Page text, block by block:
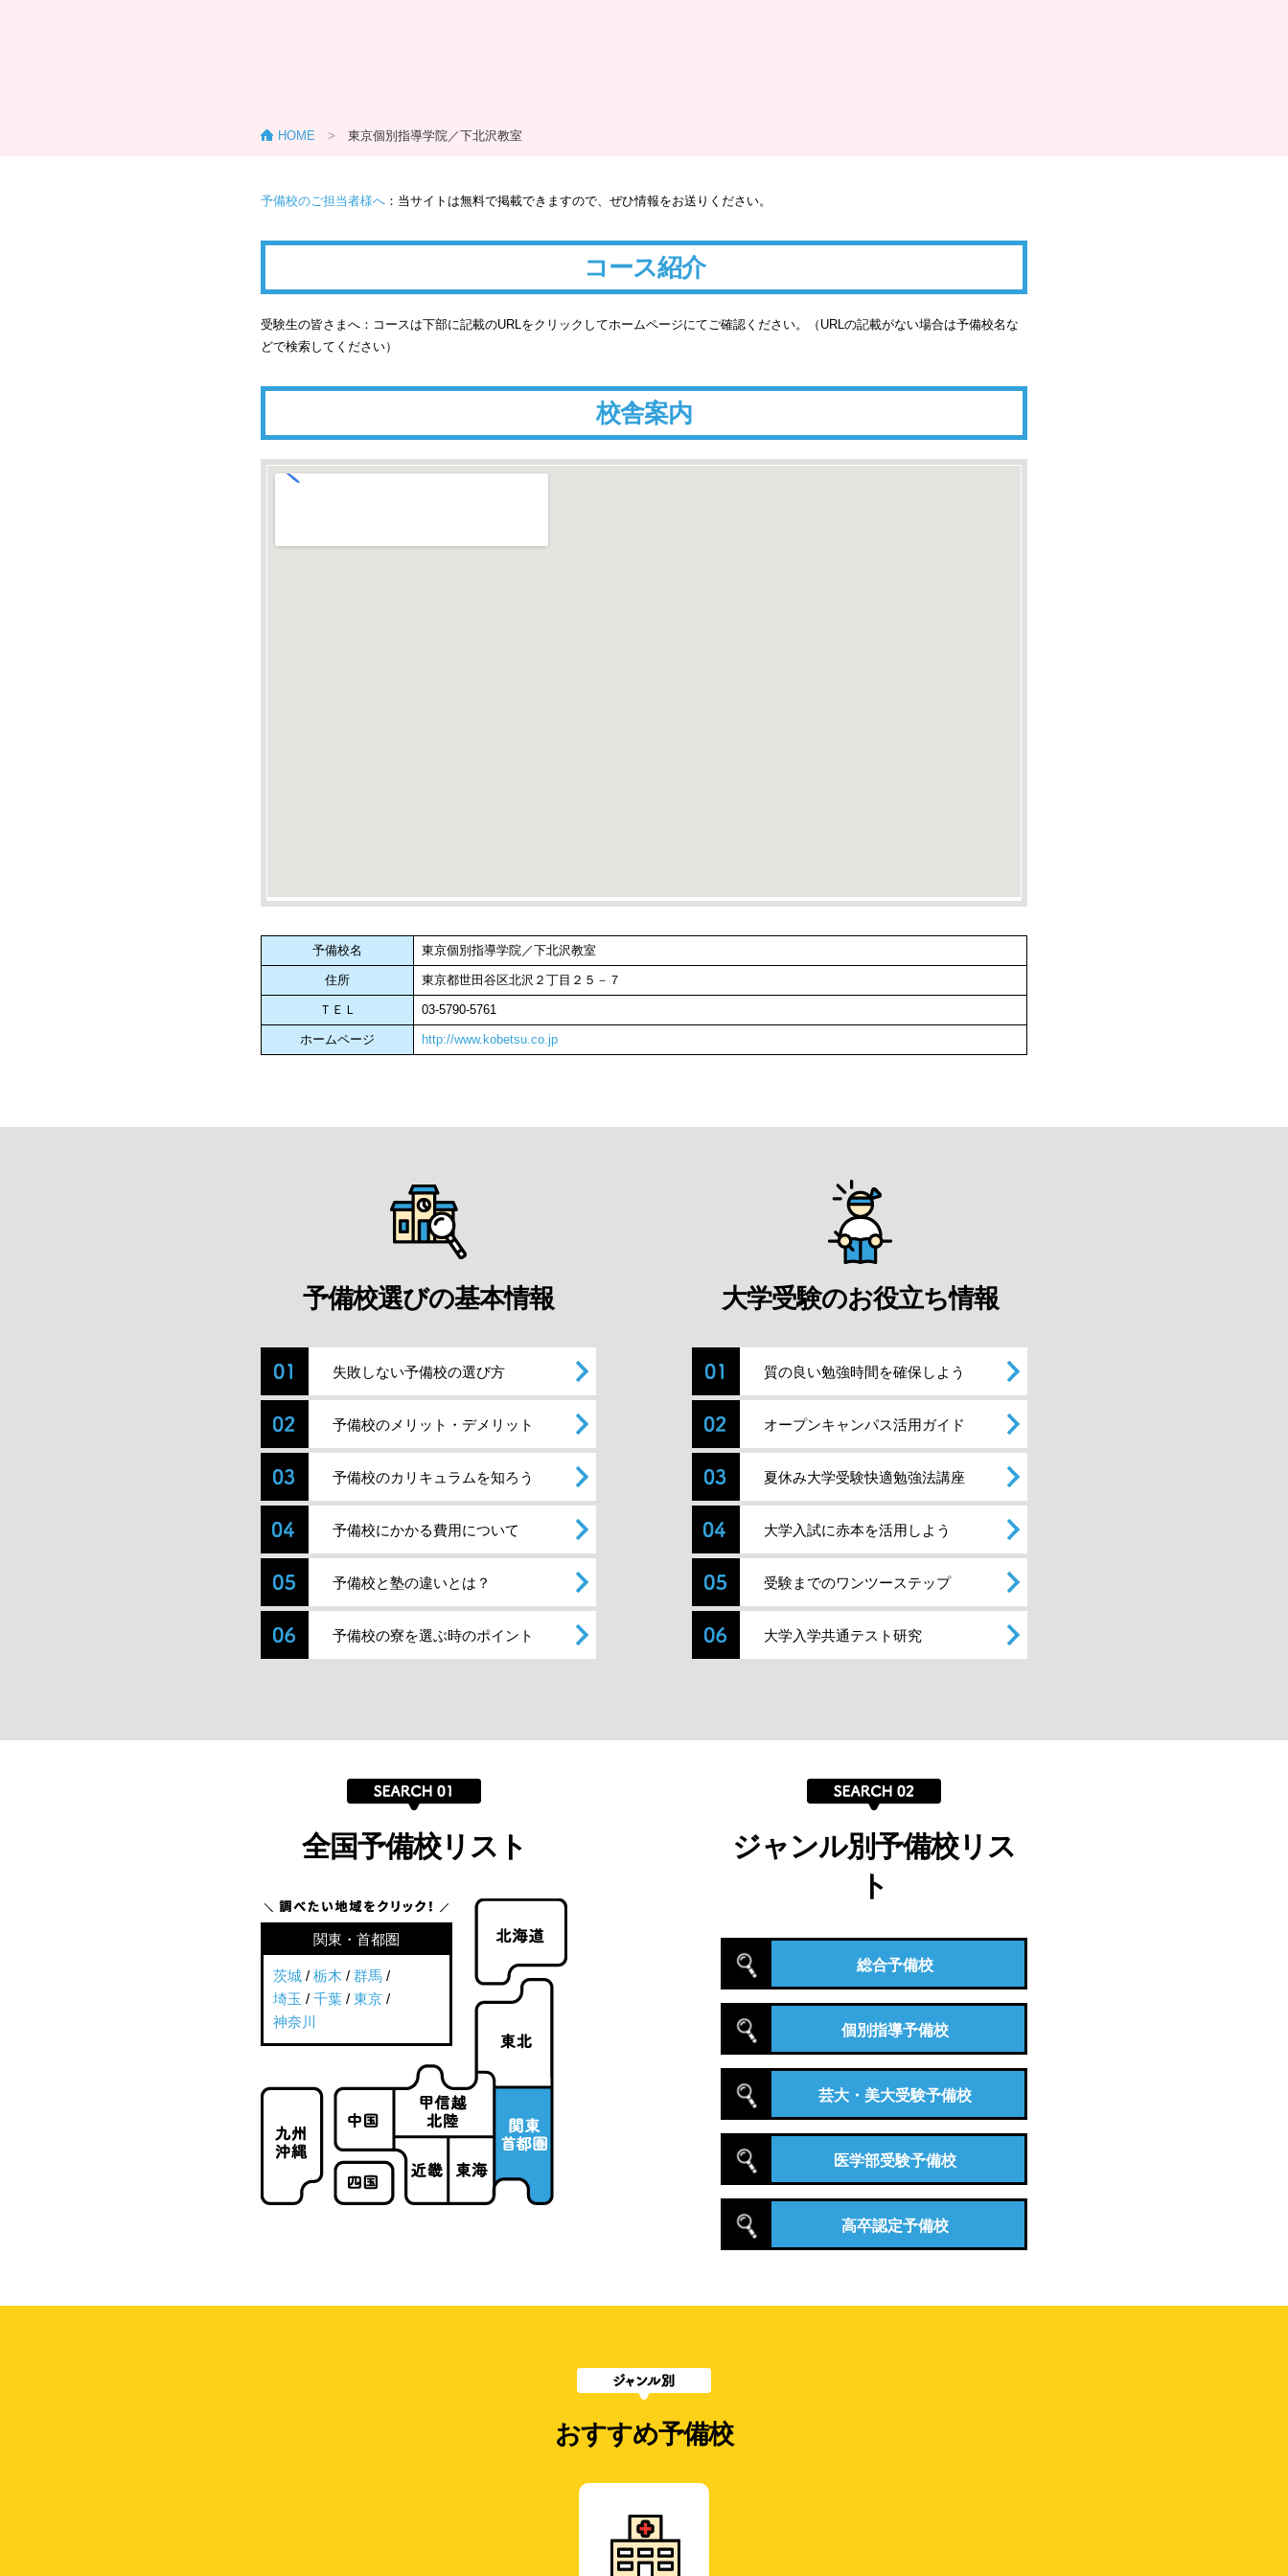
HOME > 東京個別指導学院／下北沢教室
予備校のご担当者様へ ：当サイトは無料で掲載できますので、ぜひ情報をお送りください。
コース紹介
受験生の皆さまへ：コースは下部に記載のURLをクリックしてホームページにてご確認ください。（URLの記載がない場合は予備校名な
どで検索してください）
校舎案内
予備校名 東京個別指導学院／下北沢教室
住所 東京都世田谷区北沢２丁目２５－７
ＴＥＬ 03-5790-5761
ホームページ http://www.kobetsu.co.jp
予備校選びの基本情報
失敗しない予備校の選び方
予備校のメリット・デメリット
予備校のカリキュラムを知ろう
予備校にかかる費用について
予備校と塾の違いとは？
予備校の寮を選ぶ時のポイント
大学受験のお役立ち情報
質の良い勉強時間を確保しよう
オープンキャンパス活用ガイド
夏休み大学受験快適勉強法講座
大学入試に赤本を活用しよう
受験までのワンツーステップ
大学入学共通テスト研究
全国予備校リスト
関東・首都圏
茨城 / 栃木 / 群馬 /
埼玉 / 千葉 / 東京 /
神奈川
ジャンル別予備校リス
ト
総合予備校
個別指導予備校
芸大・美大受験予備校
医学部受験予備校
高卒認定予備校
おすすめ予備校